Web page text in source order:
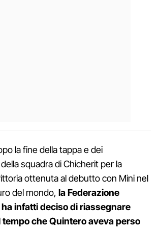
la fine della tappa e dei
squadra di Chicherit per la
ottenuta al debutto con Mini nel
del mondo, la Federazione
infatti deciso di riassegnare
che Quintero aveva perso